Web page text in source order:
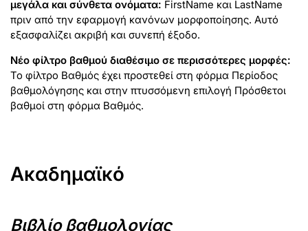
μεγάλα και σύνθετα ονόματα: FirstName και LastName
πριν από την εφαρμογή κανόνων μορφοποίησης. Αυτό
εξασφαλίζει ακριβή και συνεπή έξοδο.
Νέο φίλτρο βαθμού διαθέσιμο σε περισσότερες μορφές:
Το φίλτρο Βαθμός έχει προστεθεί στη φόρμα Περίοδος
βαθμολόγησης και στην πτυσσόμενη επιλογή Πρόσθετοι
βαθμοί στη φόρμα Βαθμός.
Ακαδημαϊκό
Βιβλίο βαθμολογίας